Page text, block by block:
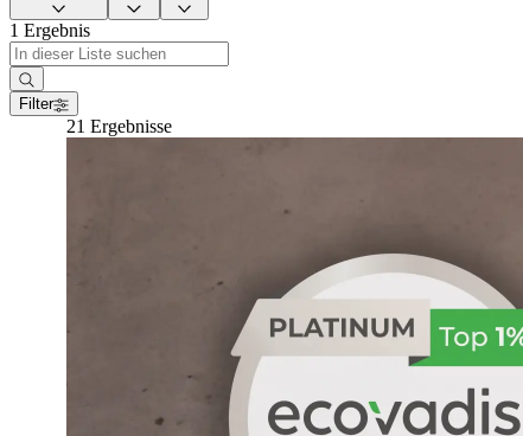
1 Ergebnis
Filter
21 Ergebnisse